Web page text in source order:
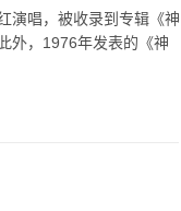
演唱，被收录到专辑《神
外，1976年发表的《神